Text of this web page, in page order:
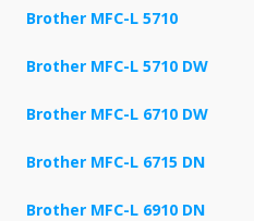
Brother MFC-L 5710
Brother MFC-L 5710 DW
Brother MFC-L 6710 DW
Brother MFC-L 6715 DN
Brother MFC-L 6910 DN